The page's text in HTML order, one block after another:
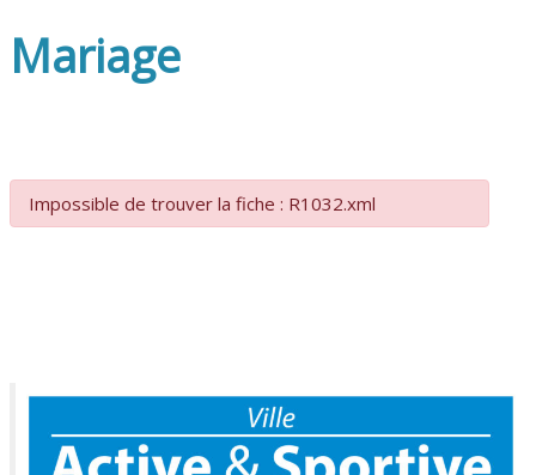
Mariage
Impossible de trouver la fiche : R1032.xml